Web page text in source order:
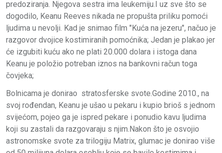
predoziranja. Njegova sestra ima leukemiju.I uz sve što se
dogodilo, Keanu Reeves nikada ne propušta priliku pomoći
ljudima u nevolji. Kad je snimao film "Kuća na jezeru", načuo je
razgovor dvojice kostimiranih pomoćnika; Jedan je plakao jer
će izgubiti kuću ako ne plati 20.000 dolara i istoga dana
Keanu je položio potreban iznos na bankovni račun toga
čovjeka;
Bolnicama je donirao stratosferske svote.Godine 2010., na
svoj rođendan, Keanu je ušao u pekaru i kupio brioš s jednom
svijećom, pojeo ga je ispred pekare i ponudio kavu ljudima
koji su zastali da razgovaraju s njim.Nakon što je osvojio
astronomske svote za trilogiju Matrix, glumac je donirao više